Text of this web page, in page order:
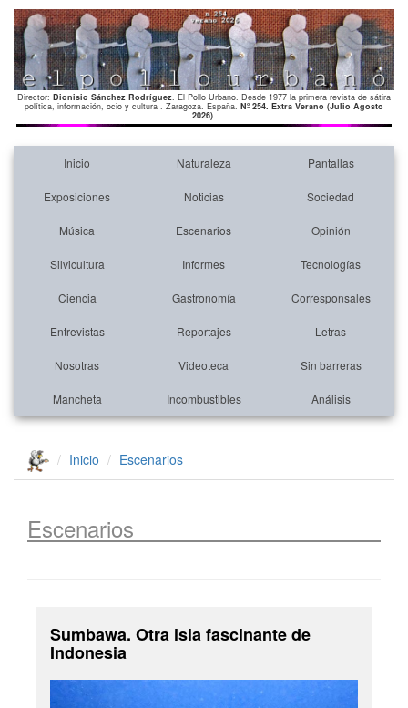
Director: Dionisio Sánchez Rodríguez. El Pollo Urbano. Desde 1977 la primera revista de sátira
política, información, ocio y cultura . Zaragoza. España. Nº 254. Extra Verano (Julio Agosto
2026).
Inicio Naturaleza Pantallas
Exposiciones Noticias Sociedad
Música Escenarios Opinión
Silvicultura Informes Tecnologías
Ciencia Gastronomía Corresponsales
Entrevistas Reportajes Letras
Nosotras Videoteca Sin barreras
Mancheta Incombustibles Análisis
Inicio Escenarios
Escenarios
Sumbawa. Otra isla fascinante de
Indonesia